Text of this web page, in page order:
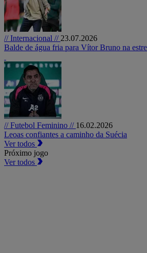
// Internacional // 23.07.2026
Balde de água fria para Vítor Bruno na
// Futebol Feminino // 16.02.2026
Leoas confiantes a caminho da Suécia
Ver todos
Próximo jogo
Ver todos